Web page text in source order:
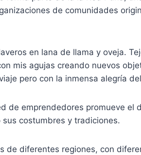
de comunidades
en lana de llama y oveja.
mis agujas creando nuevos
pero con la inmensa alegría
de emprendedores promueve el
costumbres y tradiciones.
de diferentes regiones, con